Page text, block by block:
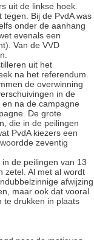
uit de linkse hoek.
Bij de PvdA was
onder de aanhang
evenals een
Van de VVD
uit het
na het referendum.
de overwinning
in de
na de campagne
De grote
die in de peilingen
PvdA kiezers een
zeventig
de peilingen van 13
zetel. Al met al wordt
afwijzing
maar ook dat vooral
te drukken in plaats